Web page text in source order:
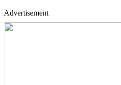
Advertisement